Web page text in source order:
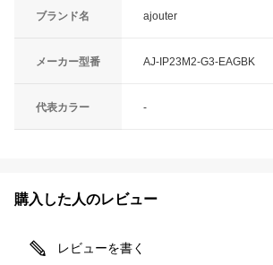
ブランド名 ajouter
メーカー型番 AJ-IP23M2-G3-EAGBK
代表カラー -
購入した人のレビュー
レビューを書く